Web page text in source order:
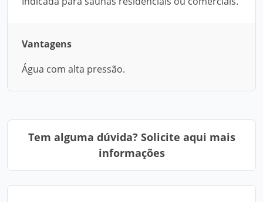
Vantagens
Água com alta pressão.
Tem alguma dúvida? Solicite aqui mais
informações